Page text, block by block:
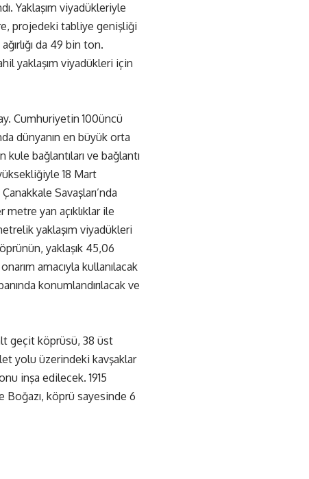
Yaklaşım viyadükleriyle
projedeki tabliye genişliği
da 49 bin ton.
yaklaşım viyadükleri için
Cumhuriyetin 100üncü
dünyanın en büyük orta
kule bağlantıları ve bağlantı
18 Mart
Savaşları’nda
yan açıklıklar ile
yaklaşım viyadükleri
yaklaşık 45,06
amacıyla kullanılacak
konumlandırılacak ve
geçit köprüsü, 38 üst
yolu üzerindeki kavşaklar
inşa edilecek. 1915
Boğazı, köprü sayesinde 6